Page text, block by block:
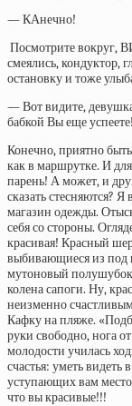
— КАнечно!
Посмотрите вокруг,
смеялись, кондуктор,
остановку и тоже
— Вот видите,
бабкой Вы еще
Конечно, приятно
как в маршрутке. И
парень! А может, и
сказать стесняются?
магазин одежды.
себя со стороны.
красивая! Красный
выбивающиеся из под
мутоновый
колена сапоги. Ну,
неизменно
Кафку на пляже.
руки свободно, нога
молодости училась
счастья: уметь видеть
уступающих вам
что вы красивые!!!